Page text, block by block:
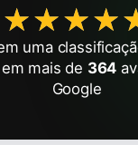
uma
mais de 364
Google